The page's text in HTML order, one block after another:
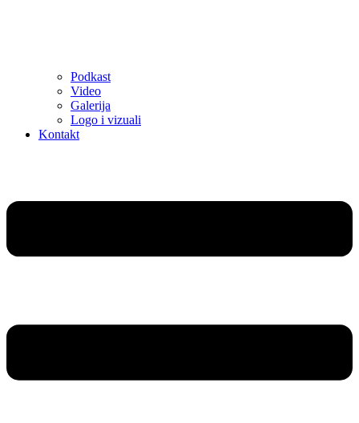
Podkast
Video
Galerija
Logo i vizuali
Kontakt